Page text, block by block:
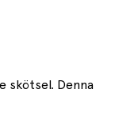
skötsel. Denna